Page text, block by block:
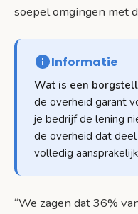
soepel omgingen met
Informatie
Wat is een
de overheid garant
je bedrijf de lening
de overheid dat
volledig
“We zagen dat 36%